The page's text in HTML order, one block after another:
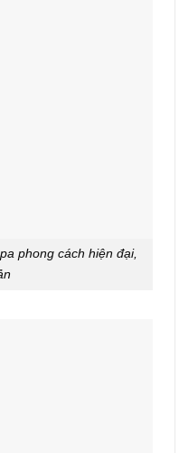
phong cách hiện đại,